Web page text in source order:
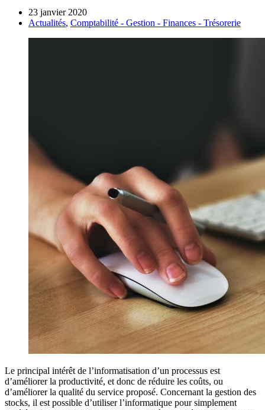
23 janvier 2020
Actualités, Comptabilité - Gestion - Finances - Trésorerie
Le principal intérêt de l’informatisation d’un processus est
d’améliorer la productivité, et donc de réduire les coûts, ou
d’améliorer la qualité du service proposé. Concernant la gestion des
stocks, il est possible d’utiliser l’informatique pour simplement